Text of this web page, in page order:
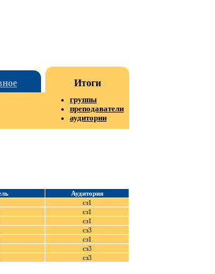
Итоги
группы
преподаватели
аудитории
Аудитория
сз1
сз1
сз1
сз3
сз1
сз3
сз3